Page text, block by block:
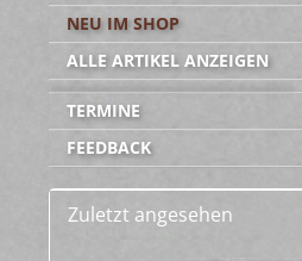
NEU IM SHOP
ALLE ARTIKEL ANZEIGEN
-----------------------------------------
TERMINE
FEEDBACK
Zuletzt angesehen